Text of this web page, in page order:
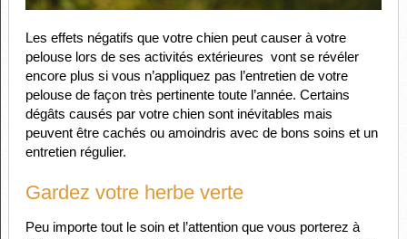
Les effets négatifs que votre chien peut causer à votre
pelouse lors de ses activités extérieures vont se révéler
encore plus si vous n’appliquez pas l’entretien de votre
pelouse de façon très pertinente toute l’année. Certains
dégâts causés par votre chien sont inévitables mais
peuvent être cachés ou amoindris avec de bons soins et un
entretien régulier.
Gardez votre herbe verte
Peu importe tout le soin et l’attention que vous porterez à